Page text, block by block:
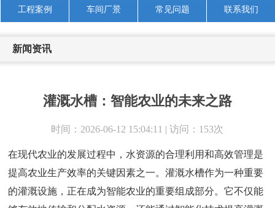
工程案例 车间厂景 常见问题 联系我们
新闻资讯
灌溉水槽：智能农业的未来之路
时间：2026-06-12 15:04:11 | 访问：153次
在现代农业的发展过程中，水资源的合理利用和高效管理是
提高农业生产效率的关键因素之一。灌溉水槽作为一种重要
的灌溉设施，正在成为智能农业的重要组成部分。它不仅能